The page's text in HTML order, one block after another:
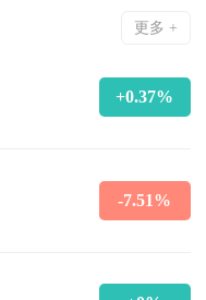
更多 +
+0.37%
-7.51%